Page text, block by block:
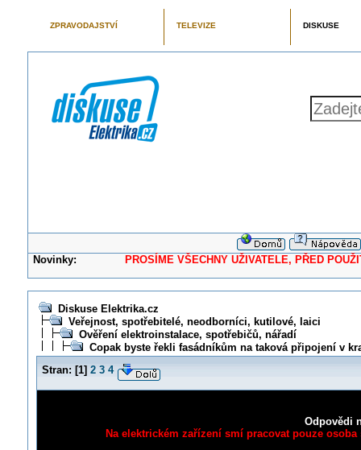
ZPRAVODAJSTVÍ TELEVIZE DISKUSE
Novinky: PROSÍME VŠECHNY UŽIVATELE, PŘED
Diskuse Elektrika.cz
Veřejnost, spotřebitelé, neodborníci, kutilové, laici
Ověření elektroinstalace, spotřebičů, nářadí
Copak byste řekli fasádníkům na taková připojení v
Stran: [1] 2 3 4
Odpovědi
Na elektrickém zařízení smí pracovat pouze